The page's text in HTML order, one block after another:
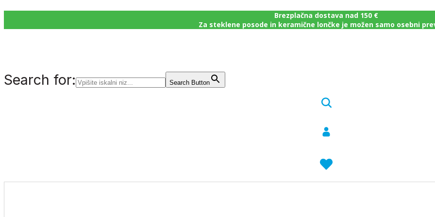
Brezplačna dostava nad 150 €
Za steklene posode in keramične lončke je možen samo osebni
Search for: Search Button